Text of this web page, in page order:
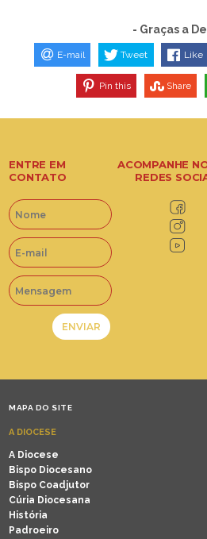
- Graças a
E-mail Tweet Like
Pin this Share
ENTRE EM
CONTATO
ACOMPANHE
REDES
MAPA DO SITE
A DIOCESE
A Diocese
Bispo Diocesano
Bispo Coadjutor
Cúria Diocesana
História
Padroeiro